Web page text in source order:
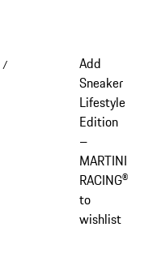
/
Add
Sneaker
Lifestyle
Edition
–
MARTINI
RACING®
to
wishlist